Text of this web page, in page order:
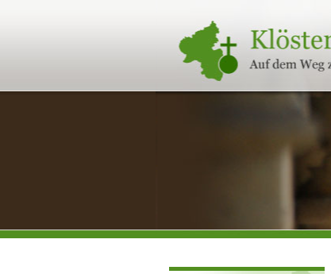
Klöster
und
Stifte
in
Rheinland-